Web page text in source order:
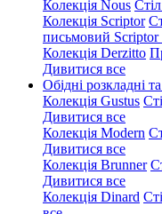
Колекція Nous
Колекція Scriptor
письмовий Scriptor
Колекція Derzitto
Дивитися все
Обідні розкладні
Колекція Gustus
Дивитися все
Колекція Modern
Дивитися все
Колекція Brunner
Дивитися все
Колекція Dinard